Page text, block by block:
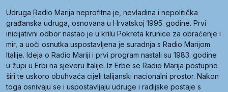
Udruga Radio Marija neprofitna je, nevladina i nepolitička
građanska udruga, osnovana u Hrvatskoj 1995. godine. Prvi
inicijativni odbor nastao je u krilu Pokreta krunice za obraćenje i
mir, a uoči osnutka uspostavljena je suradnja s Radio Marijom
Italije. Ideja o Radio Mariji i prvi program nastali su 1983. godine
u župi u Erbi na sjeveru Italije. Iz Erbe se Radio Marija postupno
širi te uskoro obuhvaća cijeli talijanski nacionalni prostor. Nakon
toga osnivaju se i uspostavljaju udruge i radijske postaje s